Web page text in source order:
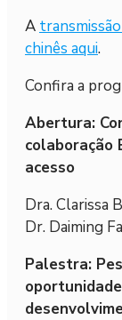
A
chinês aqui.
Confira a
Abertura:
colaboração
acesso
Dra. Clarissa
Dr. Daiming
Palestra: